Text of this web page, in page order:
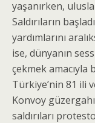
yaşanırken,
Saldırıların
yardımlarını
ise, dünyanın
çekmek
Türkiye’nin 81 ili
Konvoy
saldırıları